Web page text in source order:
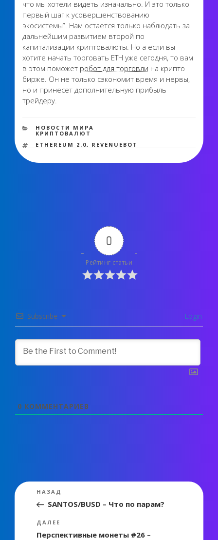
что мы хотели видеть изначально. И это только
первый шаг к усовершенствованию
экосистемы”. Нам остается только наблюдать за
дальнейшим развитием второй по
капитализации криптовалюты. Но а если вы
хотите начать торговать ETH уже сегодня, то вам
в этом поможет робот для торговли на крипто
бирже. Он не только сэкономит время и нервы,
но и принесет дополнительную прибыль
трейдеру.
РУБРИКИ
НОВОСТИ МИРА
КРИПТОВАЛЮТ
МЕТКИ
ETHEREUM 2.0, REVENUEBOT
0
Рейтинг статьи
Subscribe Login
0 КОММЕНТАРИЕВ
НавигацияПредыдущая
запись:
НАЗАД
SANTOS/BUSD – Что по парам?
Следующая
запись
ДАЛЕЕ
Перспективные монеты #26 –